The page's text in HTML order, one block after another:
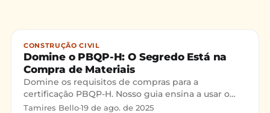
CONSTRUÇÃO CIVIL
Domine o PBQP-H: O Segredo Está na
Compra de Materiais
Domine os requisitos de compras para a
certificação PBQP-H. Nosso guia ensina a usar o
PSQ para qualificar fornecedores e passar na sua
Tamires Bello·19 de ago. de 2025